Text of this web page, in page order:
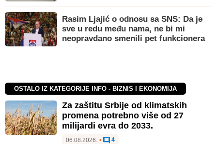
Rasim Ljajić o odnosu sa SNS: Da je
sve u redu među nama, ne bi mi
neopravdano smenili pet funkcionera
OSTALO IZ KATEGORIJE INFO - BIZNIS I EKONOMIJA
Za zaštitu Srbije od klimatskih
promena potrebno više od 27
milijardi evra do 2033.
06.08.2026. • 4